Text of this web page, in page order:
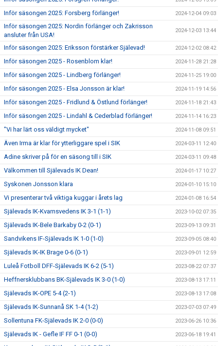
Inför säsongen 2025: Forsberg förlänger! 2024-12-04 09:03
Inför säsongen 2025: Nordin förlänger och Zakrisson
ansluter från USA!
2024-12-03 13:44
Inför säsongen 2025: Eriksson förstärker Själevad! 2024-12-02 08:42
Inför säsongen 2025 - Rosenblom klar! 2024-11-28 21:28
Inför säsongen 2025 - Lindberg förlänger! 2024-11-25 19:00
Inför säsongen 2025 - Elsa Jonsson är klar! 2024-11-19 14:56
Inför säsongen 2025 - Fridlund & Östlund förlänger! 2024-11-18 21:43
Inför säsongen 2025 - Lindahl & Cederblad förlänger! 2024-11-14 16:23
"Vi har lärt oss väldigt mycket" 2024-11-08 09:51
Även Irma är klar för ytterliggare spel i SIK 2024-03-11 12:40
Adine skriver på för en säsong till i SIK 2024-03-11 09:48
Välkommen till Själevads IK Dean! 2024-01-17 10:27
Syskonen Jonsson klara 2024-01-10 15:10
Vi presenterar två viktiga kuggar i årets lag 2024-01-08 16:54
Själevads IK-Kvarnsvedens IK 3-1 (1-1) 2023-10-02 07:35
Själevads IK-Bele Barkaby 0-2 (0-1) 2023-09-13 09:31
Sandvikens IF-Själevads IK 1-0 (1-0) 2023-09-05 08:40
Själevads IK-IK Brage 0-6 (0-1) 2023-09-01 12:59
Luleå Fotboll DFF-Själevads IK 6-2 (5-1) 2023-08-22 07:37
Heffnersklubbans BK-Själevads IK 3-0 (1-0) 2023-08-13 17:11
Själevads IK-OPE 5-4 (2-1) 2023-08-13 17:08
Själevads IK-Sunnanå SK 1-4 (1-2) 2023-07-03 07:49
Sollentuna FK-Själevads IK 2-0 (0-0) 2023-06-26 10:36
Själevads IK - Gefle IF FF 0-1 (0-0) 2023-06-18 19:41